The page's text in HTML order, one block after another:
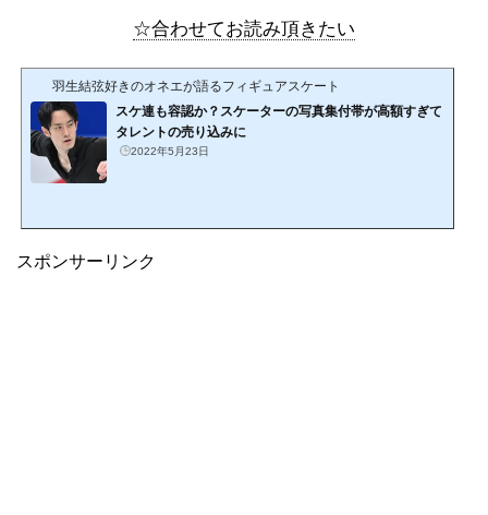
☆合わせてお読み頂きたい
羽生結弦好きのオネエが語るフィギュアスケート
スケ連も容認か？スケーターの写真集付帯が高額すぎて
タレントの売り込みに
2022年5月23日
スポンサーリンク